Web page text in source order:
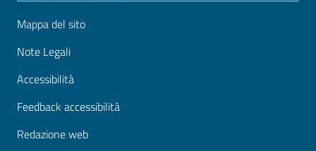
Mappa del sito
Note Legali
Accessibilità
Feedback accessibilità
Redazione web